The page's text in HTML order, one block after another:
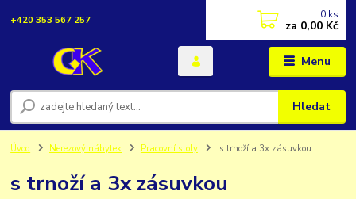
Menu
Hledat
+420 353 567 257 0 ks
za 0,00 Kč
Úvod Nerezový nábytek Pracovní stoly s trnoží a 3x zásuvkou
s trnoží a 3x zásuvkou